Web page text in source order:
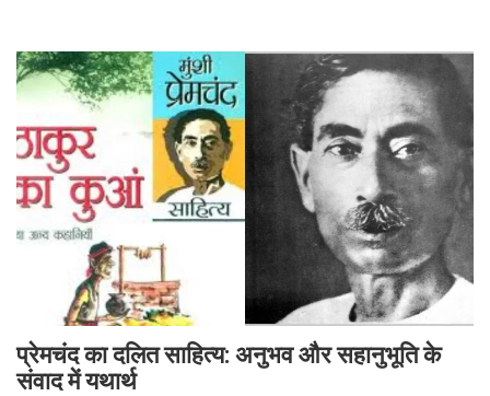
प्रेमचंद का दलित साहित्य: अनुभव और सहानुभूति के
संवाद में यथार्थ